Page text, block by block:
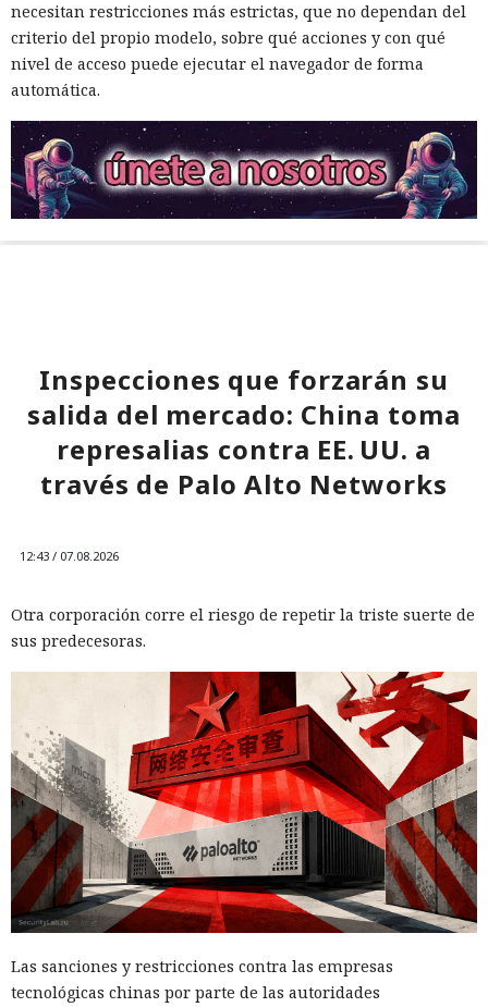
necesitan restricciones más estrictas, que no dependan del
criterio del propio modelo, sobre qué acciones y con qué
nivel de acceso puede ejecutar el navegador de forma
automática.
Inspecciones que forzarán su
salida del mercado: China toma
represalias contra EE. UU. a
través de Palo Alto Networks
12:43 / 07.08.2026
Otra corporación corre el riesgo de repetir la triste suerte de
sus predecesoras.
Las sanciones y restricciones contra las empresas
tecnológicas chinas por parte de las autoridades